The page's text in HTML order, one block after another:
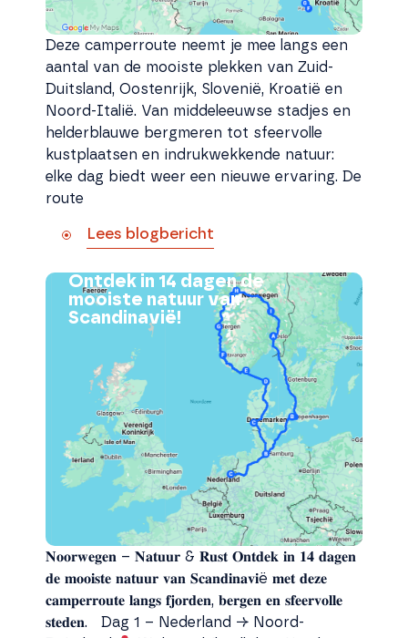
Deze camperroute neemt je mee langs een
aantal van de mooiste plekken van Zuid-
Duitsland, Oostenrijk, Slovenië, Kroatië en
Noord-Italië. Van middeleeuwse stadjes en
helderblauwe bergmeren tot sfeervolle
kustplaatsen en indrukwekkende natuur:
elke dag biedt weer een nieuwe ervaring. De
route
Lees blogbericht
Ontdek in 14 dagen de
mooiste natuur van
Scandinavië!
𝐍𝐨𝐨𝐫𝐰𝐞𝐠𝐞𝐧 – 𝐍𝐚𝐭𝐮𝐮𝐫 & 𝐑𝐮𝐬𝐭 𝐎𝐧𝐭𝐝𝐞𝐤 𝐢𝐧 𝟏𝟒 𝐝𝐚𝐠𝐞𝐧
𝐝𝐞 𝐦𝐨𝐨𝐢𝐬𝐭𝐞 𝐧𝐚𝐭𝐮𝐮𝐫 𝐯𝐚𝐧 𝐒𝐜𝐚𝐧𝐝𝐢𝐧𝐚𝐯𝐢ë 𝐦𝐞𝐭 𝐝𝐞𝐳𝐞
𝐜𝐚𝐦𝐩𝐞𝐫𝐫𝐨𝐮𝐭𝐞 𝐥𝐚𝐧𝐠𝐬 𝐟𝐣𝐨𝐫𝐝𝐞𝐧, 𝐛𝐞𝐫𝐠𝐞𝐧 𝐞𝐧 𝐬𝐟𝐞𝐞𝐫𝐯𝐨𝐥𝐥𝐞
𝐬𝐭𝐞𝐝𝐞𝐧. Dag 1 – Nederland → Noord-